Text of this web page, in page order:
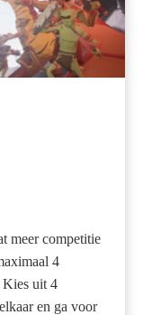
meer competitie
4
Kies uit 4
en ga voor